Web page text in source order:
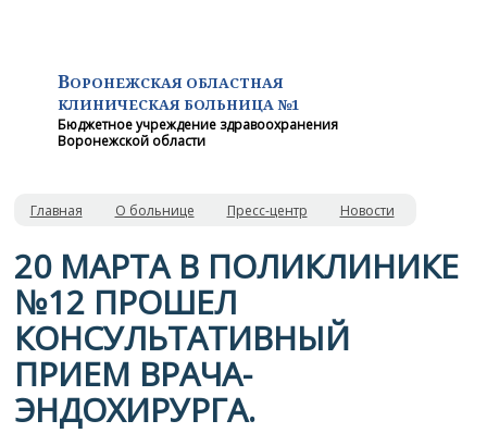
ВОРОНЕЖСКАЯ ОБЛАСТНАЯ
КЛИНИЧЕСКАЯ БОЛЬНИЦА №1
Бюджетное учреждение здравоохранения
Воронежской области
Главная О больнице Пресс-центр Новости
20 МАРТА В ПОЛИКЛИНИКЕ
№12 ПРОШЕЛ
КОНСУЛЬТАТИВНЫЙ
ПРИЕМ ВРАЧА-
ЭНДОХИРУРГА.